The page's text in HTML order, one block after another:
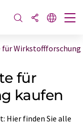
Wirkstoffforschung
für
kaufen
Hier finden Sie alle